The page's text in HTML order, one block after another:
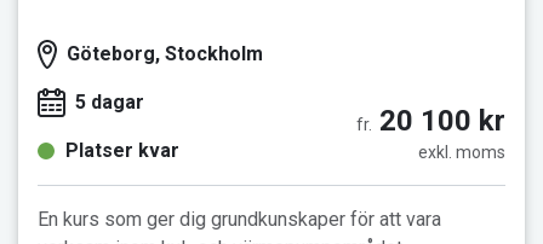
Göteborg, Stockholm
5 dagar
Platser kvar
fr. 20 100 kr
exkl. moms
En kurs som ger dig grundkunskaper för att vara